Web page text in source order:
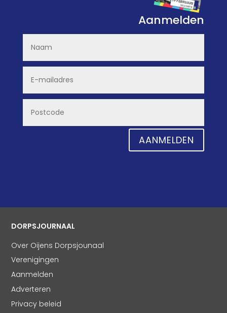
Aanmelden
AANMELDEN
DORPSJOURNAAL
Over Oijens Dorpsjounaal
Verenigingen
Aanmelden
Adverteren
Privacy beleid